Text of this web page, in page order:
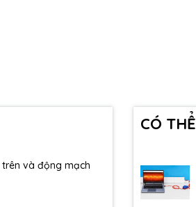
và động mạch
CÓ THỂ